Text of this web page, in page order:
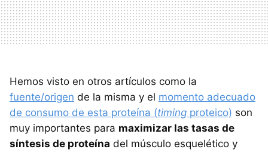
Hemos visto en otros artículos como la
fuente/origen de la misma y el momento adecuado
de consumo de esta proteína (timing proteico) son
muy importantes para maximizar las tasas de
síntesis de proteína del músculo esquelético y